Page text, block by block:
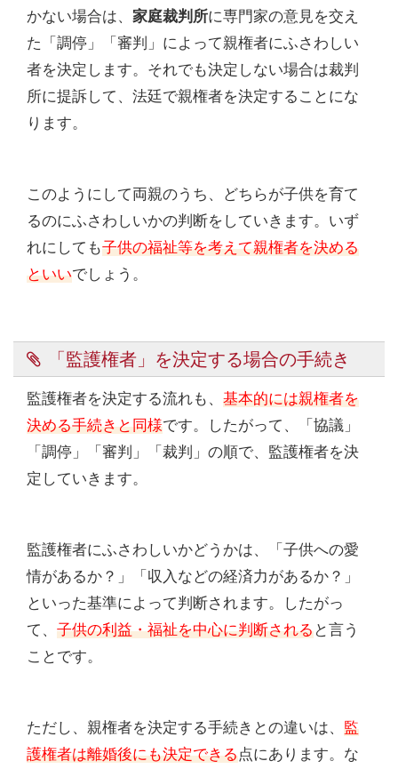
かない場合は、 家庭裁判所に専門家の意見を交え
た「調停」「審判」によって親権者にふさわしい
者を決定します。それでも決定しない場合は裁判
所に提訴して、法廷で親権者を決定することにな
ります。
このようにして両親のうち、どちらが子供を育て
るのにふさわしいかの判断をしていきます。いず
れにしても子供の福祉等を考えて親権者を決める
といいでしょう。
「監護権者」を決定する場合の手続き
監護権者を決定する流れも、 基本的には親権者を
決める手続きと同様です。したがって、「協議」
「調停」「審判」「裁判」の順で、監護権者を決
定していきます。
監護権者にふさわしいかどうかは、「子供への愛
情があるか？」「収入などの経済力があるか？」
といった基準によって判断されます。したがっ
て、 子供の利益・福祉を中心に判断されると言う
ことです。
ただし、親権者を決定する手続きとの違いは、 監
護権者は離婚後にも決定できる点にあります。な